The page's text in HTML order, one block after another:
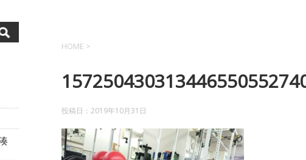
HOME >
投稿日： 2019年10月31日